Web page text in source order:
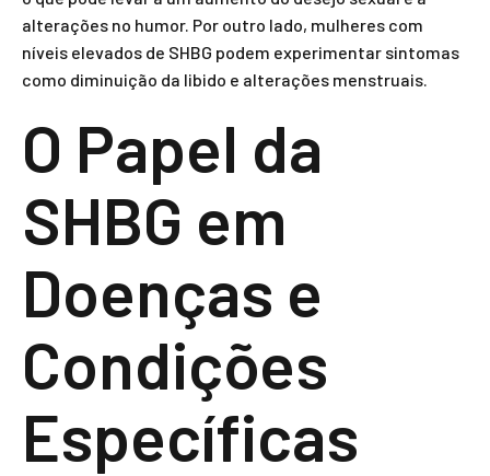
alterações no humor. Por outro lado, mulheres com
níveis elevados de SHBG podem experimentar sintomas
como diminuição da libido e alterações menstruais.
O Papel da
SHBG em
Doenças e
Condições
Específicas